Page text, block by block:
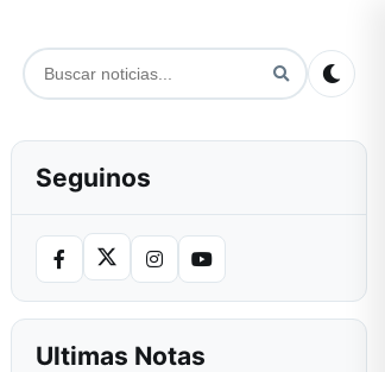
Seguinos
Ultimas Notas